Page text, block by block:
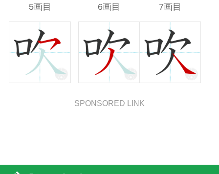
5画目 6画目 7画目
SPONSORED LINK